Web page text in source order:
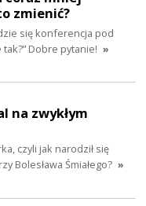
zmienić?
się konferencja pod
tak?” Dobre pytanie! »
na zwykłym
czyli jak narodził się
Bolesława Śmiałego? »